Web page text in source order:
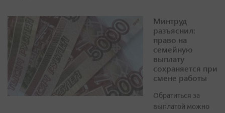
Минтруд
разъяснил:
право на
семейную
выплату
сохраняется при
смене работы
Обратиться за
выплатой можно